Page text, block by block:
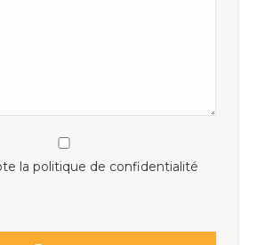
la politique de confidentialité